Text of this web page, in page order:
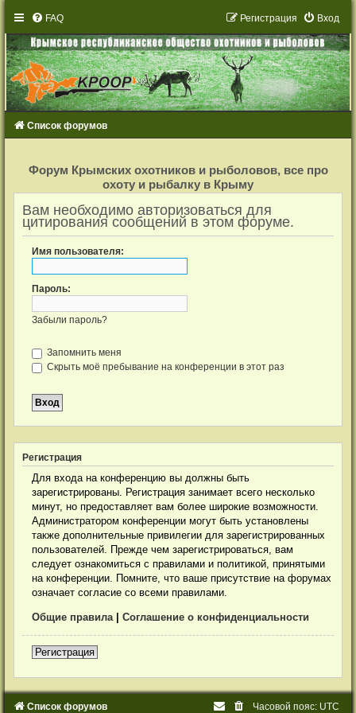
FAQ Вход
Регистрация
Список форумов
с
т
р
а
ц
Форум Крымских охотников и рыболовов, все про
охоту и рыбалку в Крыму
Вам необходимо авторизоваться для
цитирования сообщений в этом форуме.
Имя пользователя:
Пароль:
Забыли пароль?
Запомнить меня
Скрыть моё пребывание на конференции в этот раз
Регистрация
Для входа на конференцию вы должны быть
зарегистрированы. Регистрация занимает всего несколько
минут, но предоставляет вам более широкие возможности.
Администратором конференции могут быть установлены
также дополнительные привилегии для зарегистрированных
пользователей. Прежде чем зарегистрироваться, вам
следует ознакомиться с правилами и политикой, принятыми
на конференции. Помните, что ваше присутствие на форумах
означает согласие со всеми правилами.
Общие правила|Соглашение о конфиденциальности
Регистрация
Список форумов Часовой пояс: UTC